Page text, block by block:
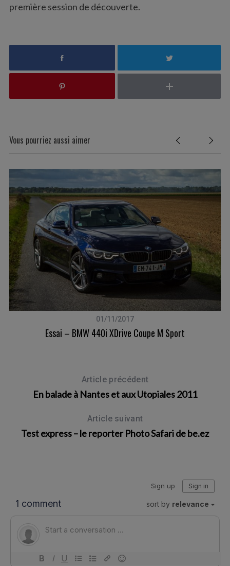
première session de découverte.
Vous pourriez aussi aimer
01/11/2017
Essai – BMW 440i XDrive Coupe M Sport
Article précédent
En balade à Nantes et aux Utopiales 2011
Article suivant
Test express – le reporter Photo Safari de be.ez